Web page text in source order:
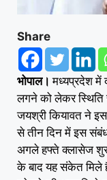
Share
भोपाल। मध्यप्रदेश में
लगने को लेकर
जयश्री कियावत ने
से तीन दिन में इस संबंध
अगले ह‌फ्ते क्लासेज
के बाद यह संकेत मिले